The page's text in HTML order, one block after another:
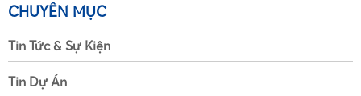
CHUYÊN MỤC
Tin Tức & Sự Kiện
Tin Dự Án